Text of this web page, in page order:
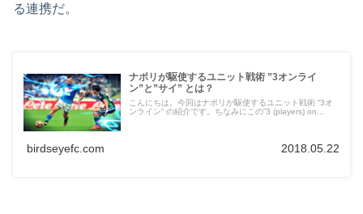
る連携だ。
ナポリが駆使するユニット戦術 ”3オンライ
ン”と”サイ” とは？
こんにちは。今回はナポリが駆使するユニット戦術 “3オ
ンライン” の紹介です。ちなみにこの”3 (players) on...
birdseyefc.com 2018.05.22